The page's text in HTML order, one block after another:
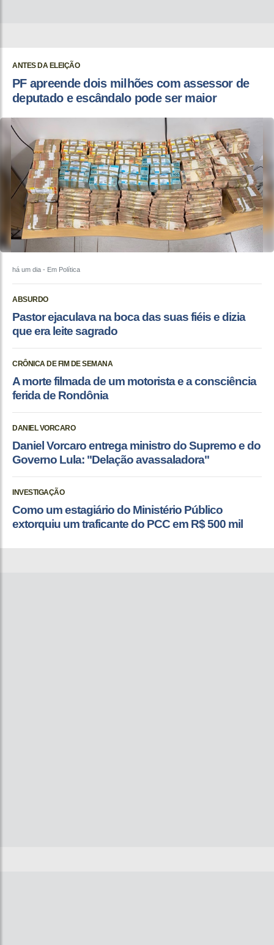
ANTES DA ELEIÇÃO
PF apreende dois milhões com assessor de
deputado e escândalo pode ser maior
há um dia - Em Política
ABSURDO
Pastor ejaculava na boca das suas fiéis e dizia
que era leite sagrado
CRÔNICA DE FIM DE SEMANA
A morte filmada de um motorista e a consciência
ferida de Rondônia
DANIEL VORCARO
Daniel Vorcaro entrega ministro do Supremo e do
Governo Lula: "Delação avassaladora"
INVESTIGAÇÃO
Como um estagiário do Ministério Público
extorquiu um traficante do PCC em R$ 500 mil